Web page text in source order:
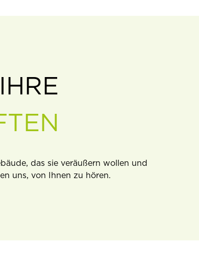
das sie veräußern wollen und
uns, von Ihnen zu hören.